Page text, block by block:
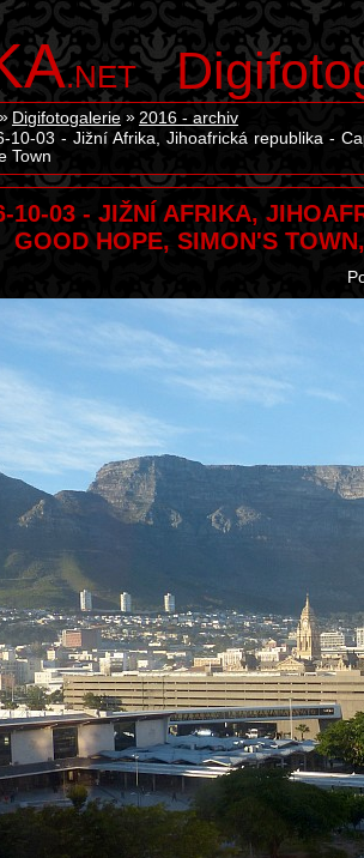
.NET
Digifotogalerie
2016 - archiv
10-03 - Jižní Afrika, Jihoafrická republika -
Town
10-03 - JIŽNÍ AFRIKA,
GOOD HOPE, SIMON'S